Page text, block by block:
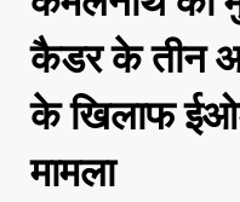
कैडर के तीन
के खिलाफ
मामला